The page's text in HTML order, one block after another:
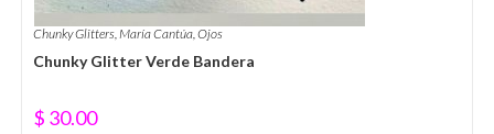
Chunky Glitters, María Cantúa, Ojos
Chunky Glitter Verde Bandera
$ 30.00